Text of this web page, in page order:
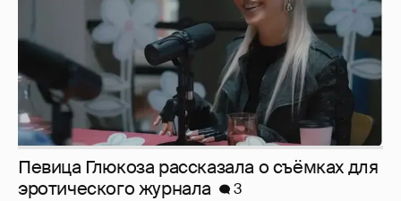
Певица Глюкоза рассказала о съёмках для
эротического журнала
3